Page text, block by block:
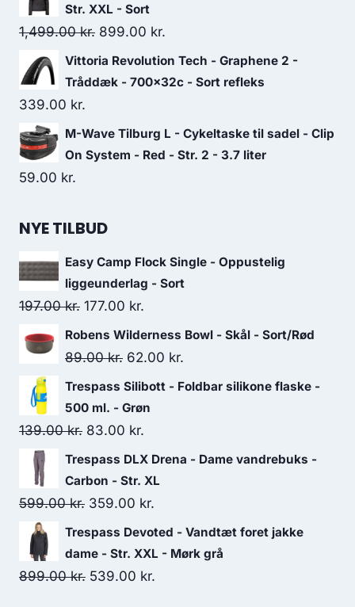
Str. XXL - Sort
1,499.00kr. Original
price
was:
899.00 kr.
price
is:
Vittoria Revolution Tech - Graphene 2 -
Tråddæk - 700x32c - Sort refleks
339.00 kr.
M-Wave Tilburg L - Cykeltaske til sadel - Clip
On System - Red - Str. 2 - 3.7 liter
59.00 kr.
NYE TILBUD
Easy Camp Flock Single - Oppustelig
liggeunderlag - Sort
197.00kr. Original
price
was:
177.00 kr.
price
is:
Robens Wilderness Bowl - Skål - Sort/Rød
89.00kr. Original
price
was:
89.00 kr..
62.00 kr.
price
Trespass Silibott - Foldbar silikone flaske -
500 ml. - Grøn
139.00kr. Original
price
was:
139.00 kr..
83.00 kr.
price
is:
83.00 kr..
Trespass DLX Drena - Dame vandrebuks -
Carbon - Str. XL
599.00kr. Original
price
was:
599.00 kr..
359.00 kr.
price
is:
Trespass Devoted - Vandtæt foret jakke
dame - Str. XXL - Mørk grå
899.00kr. Original
539.00 kr.